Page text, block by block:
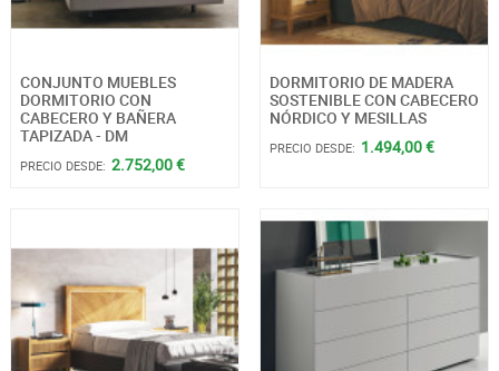
CONJUNTO MUEBLES
DORMITORIO CON
CABECERO Y BAÑERA
TAPIZADA - DM
PRECIO DESDE: 2.752,00 €
DORMITORIO DE MADERA
SOSTENIBLE CON CABECERO
NÓRDICO Y MESILLAS
PRECIO DESDE: 1.494,00 €